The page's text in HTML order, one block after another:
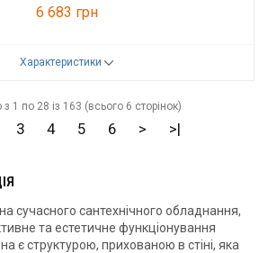
6 683 грн
Характеристики
1 по 28 із 163 (всього 6 сторінок)
3 4 5 6 > >|
сучасного сантехнічного обладнання,
та естетичне функціонування
є структурою, прихованою в стіні, яка